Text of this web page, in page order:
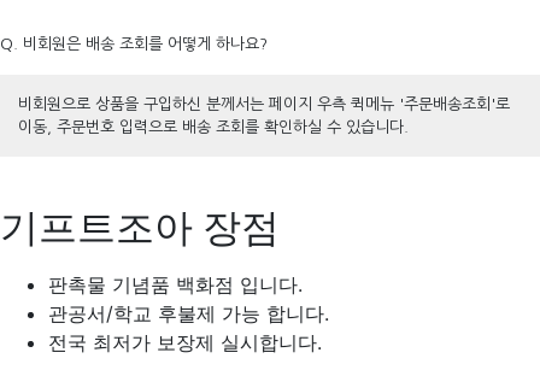
Q. 비회원은 배송 조회를 어떻게 하나요?
비회원으로 상품을 구입하신 분께서는 페이지 우측 퀵메뉴 '주문배송조회'로
이동, 주문번호 입력으로 배송 조회를 확인하실 수 있습니다.
기프트조아 장점
판촉물 기념품 백화점 입니다.
관공서/학교 후불제 가능 합니다.
전국 최저가 보장제 실시합니다.